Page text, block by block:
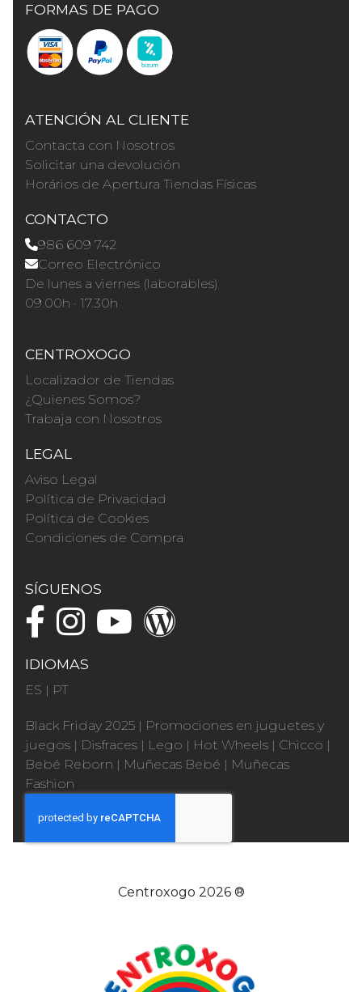
FORMAS DE PAGO
ATENCIÓN AL CLIENTE
Contacta con Nosotros
Solicitar una devolución
Horários de Apertura Tiendas Físicas
CONTACTO
986 609 742
Correo Electrónico
De lunes a viernes (laborables)
09.00h · 17.30h
CENTROXOGO
Localizador de Tiendas
¿Quienes Somos?
Trabaja con Nosotros
LEGAL
Aviso Legal
Política de Privacidad
Política de Cookies
Condiciones de Compra
SÍGUENOS
IDIOMAS
ES | PT
Black Friday 2025 | Promociones en juguetes y
juegos | Disfraces | Lego | Hot Wheels | Chicco |
Bebé Reborn | Muñecas Bebé | Muñecas
Fashion
Centroxogo 2026 ®